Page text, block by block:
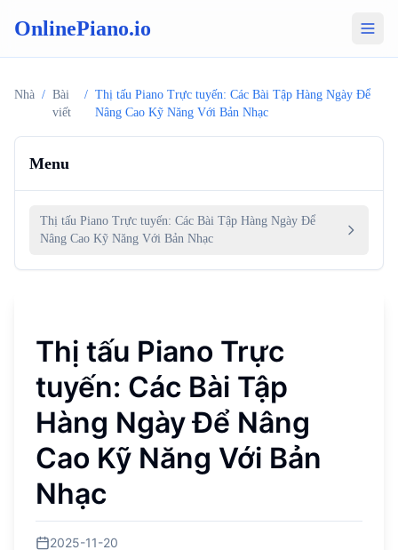
OnlinePiano.io
Nhà / Bài
viết
/ Thị tấu Piano Trực tuyến: Các Bài Tập Hàng Ngày Để
Nâng Cao Kỹ Năng Với Bản Nhạc
Menu
Thị tấu Piano Trực tuyến: Các Bài Tập Hàng Ngày Để
Nâng Cao Kỹ Năng Với Bản Nhạc
Thị tấu Piano Trực
tuyến: Các Bài Tập
Hàng Ngày Để Nâng
Cao Kỹ Năng Với Bản
Nhạc
2025-11-20